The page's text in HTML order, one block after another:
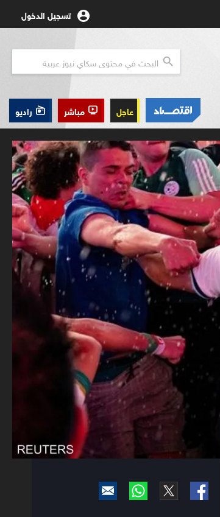
تسجيل الدخول
عاجل مباشر راديو